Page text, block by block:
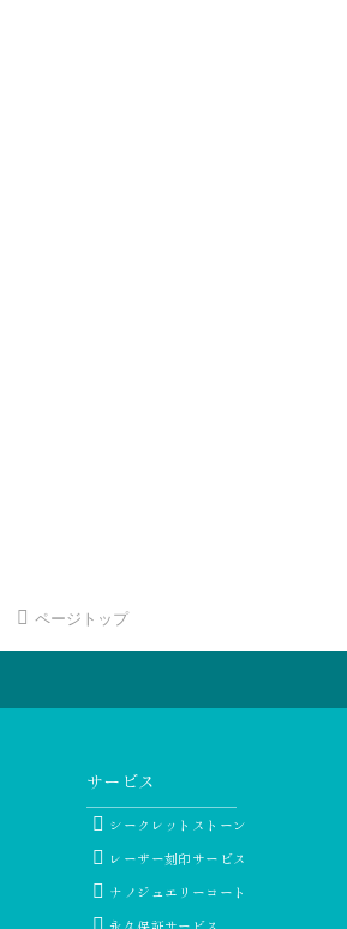
ページトップ
サービス
シークレットストーン
レーザー刻印サービス
ナノジュエリーコート
永久保証サービス